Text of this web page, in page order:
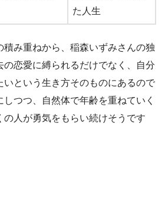
た人生
積み重ねから、稲森いずみさんの独
の恋愛に縛られるだけでなく、自分
いという生き方そのものにあるので
しつつ、自然体で年齢を重ねていく
の人が勇気をもらい続けそうです